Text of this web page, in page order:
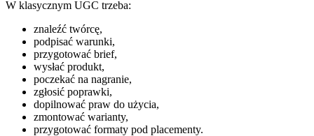
W klasycznym UGC trzeba:
znaleźć twórcę,
podpisać warunki,
przygotować brief,
wysłać produkt,
poczekać na nagranie,
zgłosić poprawki,
dopilnować praw do użycia,
zmontować warianty,
przygotować formaty pod placementy.